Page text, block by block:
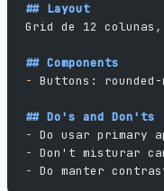
## Layout
Grid de 12 colunas,
## Components
- Buttons:
## Do's and Don'ts
- Do usar primary
- Don't misturar
- Do manter